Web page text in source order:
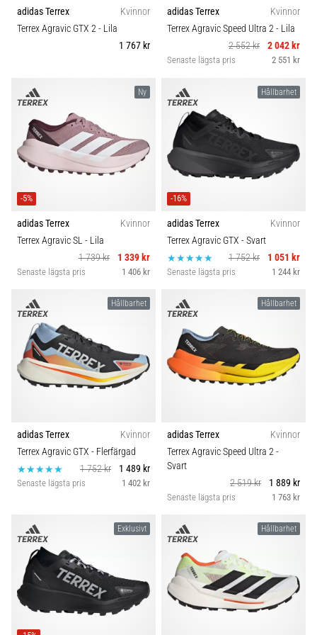
Hur
utförs
används
6. 8. 2026
Löparknä:
Orsaker,
behandling
förebyggande
Löparknä,
även
känt
som
iliotibialbandssyndrom
(ITBS),
mycket
vanligt
hälsoproblem
som
Vad…
Visa
alla
artiklar
Carbon
adidas Terrex
Kvinnor
Terrex Agravic GTX 2- Lila
1 767 kr
adidas Terrex
Kvinnor
Terrex Agravic Speed Ultra 2- Lila
2 552 kr
2 042 kr
Senaste lägsta pris 2 551 kr
Ny
-5%
adidas Terrex
Kvinnor
Terrex Agravic SL - Lila
1 739 kr
1 339 kr
Senaste lägsta pris 1 406 kr
Hållbarhet
-16%
adidas Terrex
Kvinnor
Terrex Agravic GTX - Svart
1 752 kr
1 051 kr
Senaste lägsta pris 1 244 kr
Hållbarhet
adidas Terrex
Kvinnor
Terrex Agravic GTX - Flerfärgad
1 752 kr
1 489 kr
Senaste lägsta pris 1 402 kr
Hållbarhet
adidas Terrex
Kvinnor
Terrex Agravic Speed Ultra 2-
Svart
2 519 kr
1 889 kr
Senaste lägsta pris 1 763 kr
Exklusivt Hållbarhet